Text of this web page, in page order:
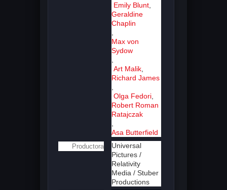
Emily Blunt
Geraldine
Chaplin
Max von
Sydow
Art Malik
Richard James
Olga Fedori
Robert Roman
Ratajczak
Asa Butterfield
Productora
Universal
Pictures /
Relativity
Media / Stuber
Productions